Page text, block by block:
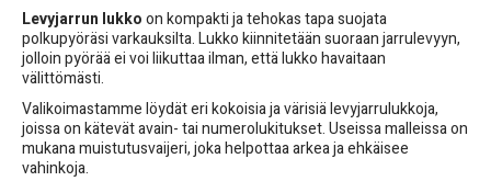
Levyjarrun lukkoon kompakti ja tehokas tapa suojata
polkupyöräsi varkauksilta. Lukko kiinnitetään suoraan jarrulevyyn,
jolloin pyörää ei voi liikuttaa ilman, että lukko havaitaan
välittömästi.
Valikoimastamme löydät eri kokoisia ja värisiä levyjarrulukkoja,
joissa on kätevät avain- tai numerolukitukset. Useissa malleissa on
mukana muistutusvaijeri, joka helpottaa arkea ja ehkäisee
vahinkoja.